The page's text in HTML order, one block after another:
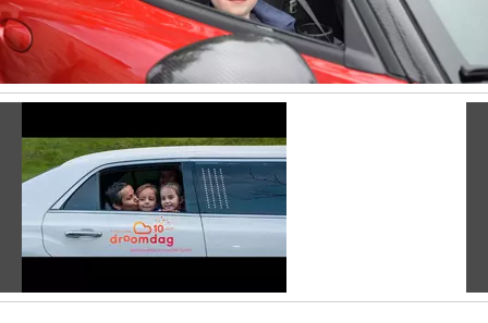
Vorige